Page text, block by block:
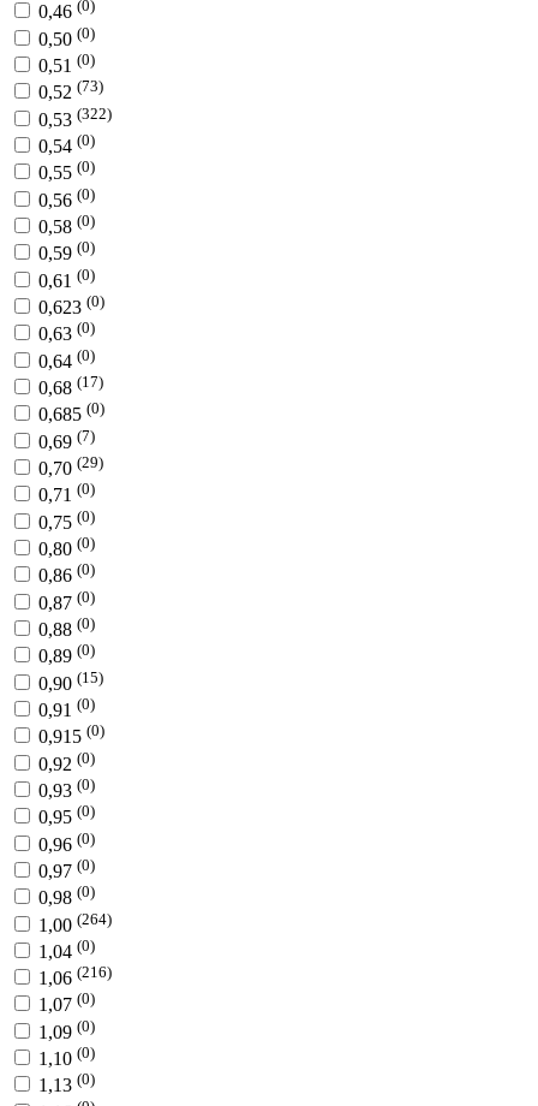
0,46 (0)
0,50 (0)
0,51 (0)
0,52 (73)
0,53 (322)
0,54 (0)
0,55 (0)
0,56 (0)
0,58 (0)
0,59 (0)
0,61 (0)
0,623 (0)
0,63 (0)
0,64 (0)
0,68 (17)
0,685 (0)
0,69 (7)
0,70 (29)
0,71 (0)
0,75 (0)
0,80 (0)
0,86 (0)
0,87 (0)
0,88 (0)
0,89 (0)
0,90 (15)
0,91 (0)
0,915 (0)
0,92 (0)
0,93 (0)
0,95 (0)
0,96 (0)
0,97 (0)
0,98 (0)
1,00 (264)
1,04 (0)
1,06 (216)
1,07 (0)
1,09 (0)
1,10 (0)
1,13 (0)